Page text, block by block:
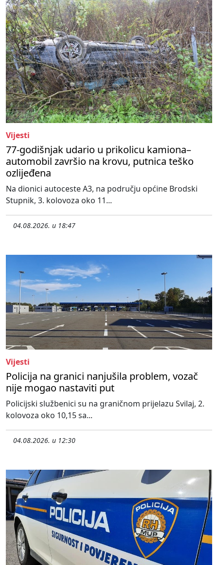
Vijesti
77-godišnjak udario u prikolicu kamiona–
automobil završio na krovu, putnica teško
ozlijeđena
Na dionici autoceste A3, na području općine Brodski
Stupnik, 3. kolovoza oko 11...
04.08.2026. u 18:47
Vijesti
Policija na granici nanjušila problem, vozač
nije mogao nastaviti put
Policijski službenici su na graničnom prijelazu Svilaj, 2.
kolovoza oko 10,15 sa...
04.08.2026. u 12:30